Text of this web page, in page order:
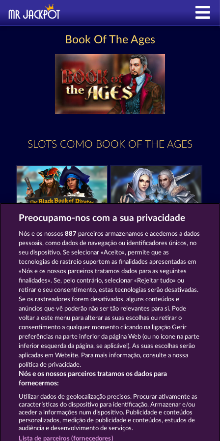
Book Of The Ages
SLOTS COMO BOOK OF THE AGES
The black Book of Pirates The Warlocks Book
Magic Book 6 Magic Book
Termos e Condições
Declaração de Privacidade e Cookies Marca
Empresa Perguntas frequentes
Enviar pedido de rescisão
Preocupamo-nos com a sua privacidade
Nós e os nossos887 parceiros armazenamos e acedemos a dados
pessoais, como dados de navegação ou identificadores únicos, no
seu dispositivo. Se selecionar «Aceito», permite que as
tecnologias de rastreio suportem as finalidades apresentadas em
«Nós e os nossos parceiros tratamos dados para as seguintes
finalidades». Se, pelo contrário, selecionar «Rejeitar tudo» ou
retirar o seu consentimento, estas tecnologias serão desativadas.
Se os rastreadores forem desativados, alguns conteúdos e
anúncios que vê poderão não ser tão relevantes para si. Pode
voltar a este menu para alterar as suas escolhas ou retirar o
consentimento a qualquer momento clicando na ligação Gerir
preferências na parte inferior da página Web (ou no ícone na parte
inferior esquerda da página, se aplicável). As suas escolhas serão
aplicadas em Website. Para mais informação, consulte a nossa
política de privacidade.
Nós e os nossos parceiros tratamos os dados para
fornecermos:
Utilizar dados de geolocalização precisos. Procurar ativamente as
características do dispositivo para identificação. Armazenar e/ou
aceder a informações num dispositivo. Publicidade e conteúdos
personalizados, medição de publicidade e conteúdos, estudos de
audiência e desenvolvimento de serviços.
Lista de parceiros (fornecedores)